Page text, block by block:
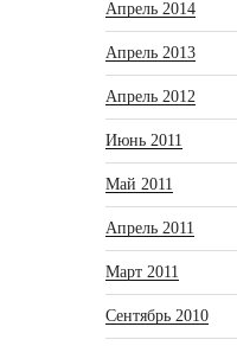
Апрель 2014
Апрель 2013
Апрель 2012
Июнь 2011
Май 2011
Апрель 2011
Март 2011
Сентябрь 2010